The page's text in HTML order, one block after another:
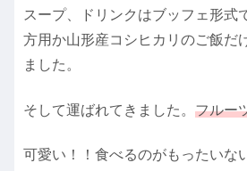
スープ、ドリンクはブッフェ形式
方用か山形産コシヒカリのご飯だ
ました。
そして運ばれてきました。 フルー
可愛い！！食べるのがもったいな